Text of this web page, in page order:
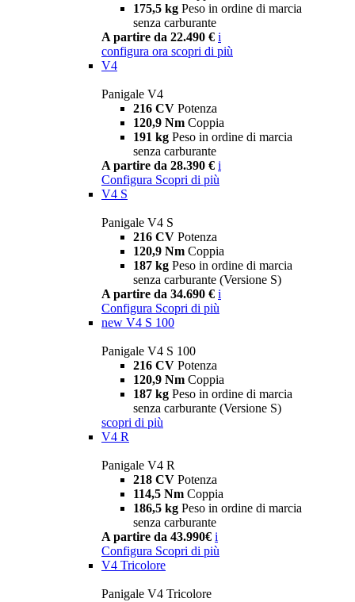
175,5 kg Peso in ordine di marcia
senza carburante
A partire da 22.490 € i
configura ora scopri di più
V4
Panigale V4
216 CV Potenza
120,9 Nm Coppia
191 kg Peso in ordine di marcia
senza carburante
A partire da 28.390 € i
Configura Scopri di più
V4 S
Panigale V4 S
216 CV Potenza
120,9 Nm Coppia
187 kg Peso in ordine di marcia
senza carburante (Versione S)
A partire da 34.690 € i
Configura Scopri di più
new V4 S 100
Panigale V4 S 100
216 CV Potenza
120,9 Nm Coppia
187 kg Peso in ordine di marcia
senza carburante (Versione S)
scopri di più
V4 R
Panigale V4 R
218 CV Potenza
114,5 Nm Coppia
186,5 kg Peso in ordine di marcia
senza carburante
A partire da 43.990€ i
Configura Scopri di più
V4 Tricolore
Panigale V4 Tricolore